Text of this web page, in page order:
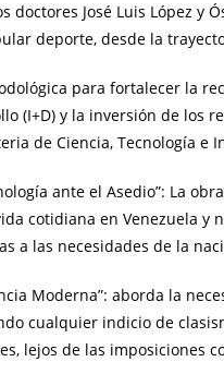
doctores José Luis López
deporte, desde la
para fortalecer la
(I+D) y la inversión de los
de Ciencia, Tecnología e
ante el Asedio”: La
cotidiana en Venezuela
a las necesidades de la
Moderna”: aborda la
cualquier indicio de
lejos de las imposiciones